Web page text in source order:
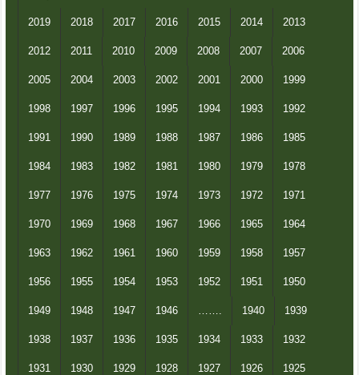
2019 2018 2017 2016 2015 2014 2013
2012 2011 2010 2009 2008 2007 2006
2005 2004 2003 2002 2001 2000 1999
1998 1997 1996 1995 1994 1993 1992
1991 1990 1989 1988 1987 1986 1985
1984 1983 1982 1981 1980 1979 1978
1977 1976 1975 1974 1973 1972 1971
1970 1969 1968 1967 1966 1965 1964
1963 1962 1961 1960 1959 1958 1957
1956 1955 1954 1953 1952 1951 1950
1949 1948 1947 1946 1940 1939
1938 1937 1936 1935 1934 1933 1932
1931 1930 1929 1928 1927 1926 1925